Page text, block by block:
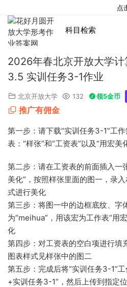
科目检索
2026年春北京开放大学计
3.5 实训任务3-1作业
北京开放大学 132 领5金币
推广有佣金
第一步：请下载“实训任务3-1”工
表：“样张”和“工资表”以及“用宏美
第二步：请在工资表的前面插入一
美化”，按照样张里面的图一，录
式进行美化
第三步：将图一中的边框底纹、字
为“meihua”，用该宏为工作表“用
化
第四步：对工资表的空白项进行填
图表样式见样张中的图二
第五步：完成后将“实训任务3-1”
+实训任务3-1”，然后上传到指定
点